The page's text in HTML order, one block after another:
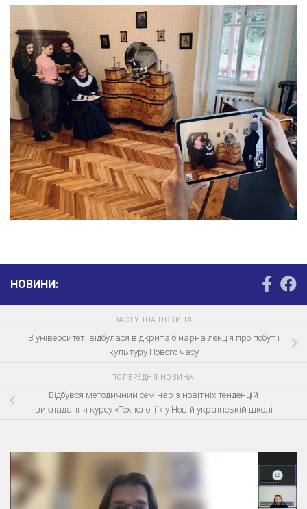
НОВИНИ:
НАСТУПНА НОВИНА
В університеті відбулася відкрита бінарна лекція про побут і
культуру Нового часу
ПОПЕРЕДНЯ НОВИНА
Відбувся методичний семінар з новітніх тенденцій
викладання курсу «Технології» у Новій українській школі